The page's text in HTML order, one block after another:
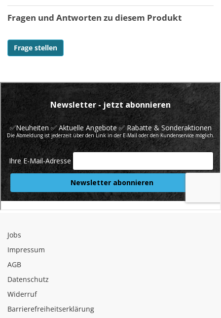
Fragen und Antworten zu diesem Produkt
Frage stellen
Jobs
Impressum
AGB
Datenschutz
Widerruf
Barrierefreiheitserklärung